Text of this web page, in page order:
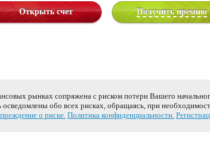
Открыть счет Получить премию
рынках сопряжена с риском потери Вашего
обо всех рисках, обращаясь, при
о риске.Политика конфиденциальности.